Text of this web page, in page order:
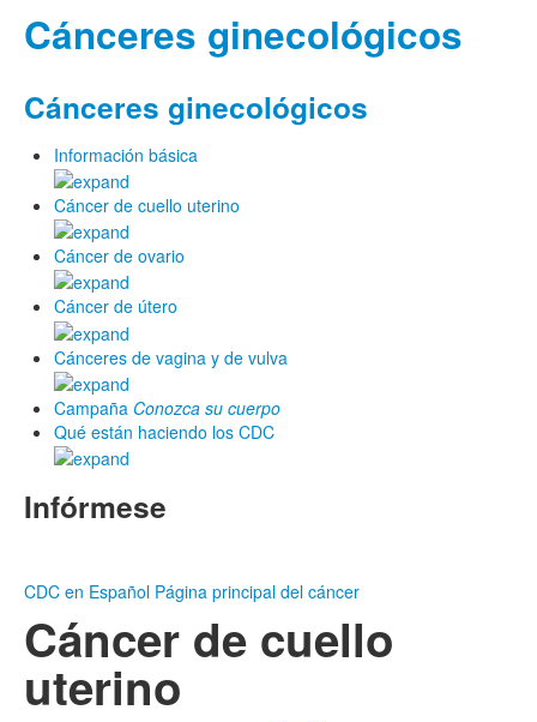
Cánceres ginecológicos
Cánceres ginecológicos
Información básica
Cáncer de cuello uterino
Cáncer de ovario
Cáncer de útero
Cánceres de vagina y de vulva
Campaña Conozca su cuerpo
Qué están haciendo los CDC
Infórmese
CDC en Español Página principal del cáncer
Cáncer de cuello
uterino